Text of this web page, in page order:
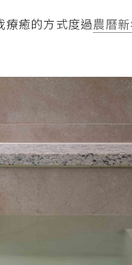
療癒的方式度過農曆